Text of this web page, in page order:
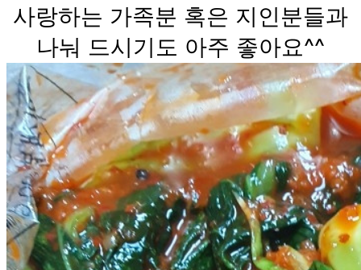
사랑하는 가족분 혹은 지인분들과
나눠 드시기도 아주 좋아요^^